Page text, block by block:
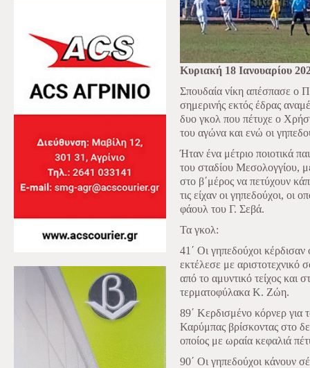
Κυριακή 18 Ιανουαρίου
Σπουδαία νίκη απέσπασε ο
σημερινής εκτός έδρας
δυο γκολ που πέτυχε ο
του αγώνα και ενώ οι
Ήταν ένα μέτριο ποιοτικά
του σταδίου Μεσολογγίου,
στο β΄μέρος να πετύχουν
τις είχαν οι γηπεδούχοι, οι
φάουλ του Γ. Σεβά.
Τα γκολ:
41΄ Οι γηπεδούχοι
εκτέλεσε με
από το αμυντικό τείχος και
τερματοφύλακα Κ. Ζώη.
89΄ Κερδισμένο κόρνερ για
Καρύμπας βρίσκοντας στο
οποίος με ωραία κεφαλιά
90΄ Οι γηπεδούχοι κάνουν